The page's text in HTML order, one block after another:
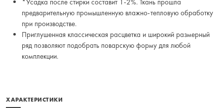
*Усадка после стирки составит 1-2%. Ткань прошла
предварительную промышленную влажно-тепловую обработку
при производстве.
Приглушенная классическая расцветка и широкий размерный
ряд позволяют подобрать поварскую форму для любой
комплекции.
ХАРАКТЕРИСТИКИ